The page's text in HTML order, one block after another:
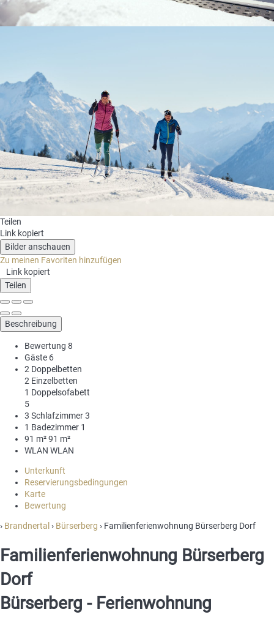
Teilen
Link kopiert
Bilder anschauen
Zu meinen Favoriten hinzufügen
Link kopiert
Teilen
Beschreibung
Bewertung 8
Gäste 6
2 Doppelbetten
2 Einzelbetten
1 Doppelsofabett
5
3 Schlafzimmer3
1 Badezimmer 1
91 m²91 m²
WLAN WLAN
Unterkunft
Reservierungsbedingungen
Karte
Bewertung
› Brandnertal › Bürserberg › Familienferienwohnung Bürserberg Dorf
Familienferienwohnung Bürserberg
Dorf
Bürserberg - Ferienwohnung